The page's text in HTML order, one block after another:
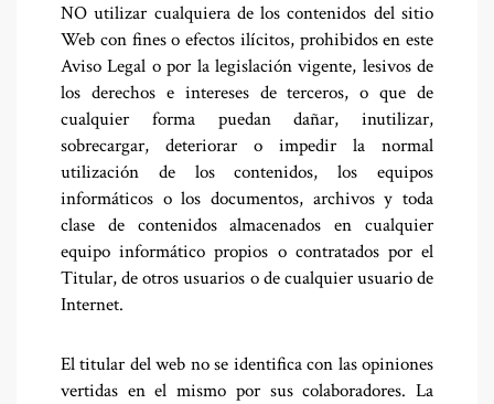
NO utilizar cualquiera de los contenidos del sitio
Web con fines o efectos ilícitos, prohibidos en este
Aviso Legal o por la legislación vigente, lesivos de
los derechos e intereses de terceros, o que de
cualquier forma puedan dañar, inutilizar,
sobrecargar, deteriorar o impedir la normal
utilización de los contenidos, los equipos
informáticos o los documentos, archivos y toda
clase de contenidos almacenados en cualquier
equipo informático propios o contratados por el
Titular, de otros usuarios o de cualquier usuario de
Internet.
El titular del web no se identifica con las opiniones
vertidas en el mismo por sus colaboradores. La